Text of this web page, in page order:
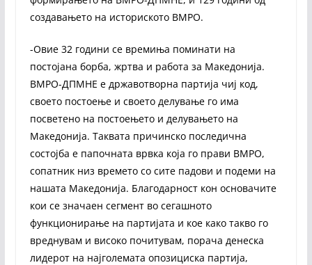
создавањето на историското ВМРО.
-Овие 32 години се времиња поминати на
постојана борба, жртва и работа за Македонија.
ВМРО-ДПМНЕ е државотворна партија чиј код,
своето постоење и своето делување го има
посветено на постоењето и делувањето на
Македонија. Таквата причинско последична
состојба е папочната врвка која го прави ВМРО,
сопатник низ времето со сите падови и подеми на
нашата Македонија. Благодарност кон основачите
кои се значаен сегмент во сегашното
функционирање на партијата и кое како такво го
вреднувам и високо почитувам, порача денеска
лидерот на најголемата опозициска партија,